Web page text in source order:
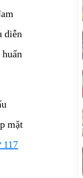
diễn
mặt
117